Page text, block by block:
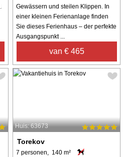
Gewässern und steilen Klippen. In
einer kleinen Ferienanlage finden
Sie dieses Ferienhaus – der perfekte
Ausgangspunkt ...
van € 465
Huis: 63673
Torekov
7 personen, 140 m²